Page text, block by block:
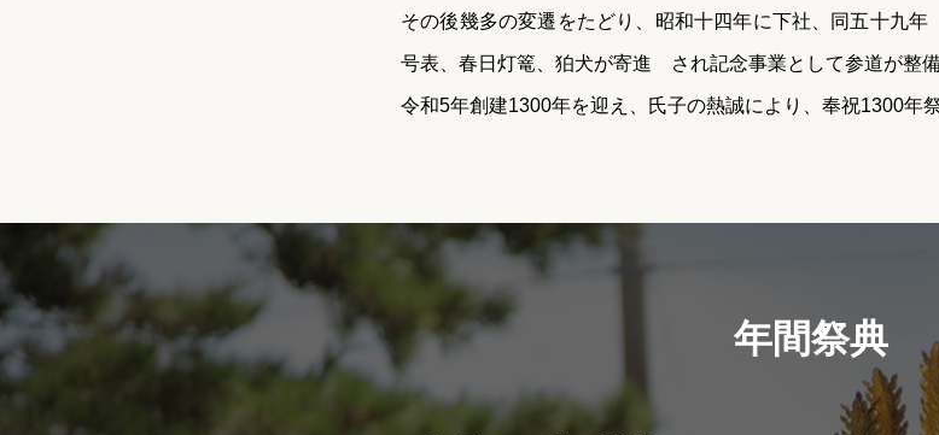
その後幾多の変遷をたどり、昭和十四年に下社、同五十九
号表、春日灯篭、狛犬が寄進 され記念事業として参道が整備
令和5年創建1300年を迎え、氏子の熱誠により、奉祝1300年
年間祭典